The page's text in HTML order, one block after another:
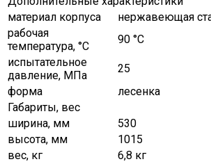
материал корпуса
нержавеющая
рабочая
температура, °C
90 °С
испытательное
давление, МПа
25
форма
лесенка
Габариты, вес
ширина, мм
530
высота, мм
1015
вес, кг
6,8 кг